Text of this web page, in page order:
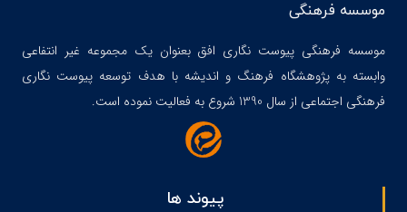
موسسه فرهنگی
موسسه فرهنگی پیوست نگاری افق بعنوان یک مجموعه غیر انتفاعی
وابسته به پژوهشگاه فرهنگ و اندیشه با هدف توسعه پیوست نگاری
فرهنگی اجتماعی از سال 1390 شروع به فعالیت نموده است.
پیوند ها